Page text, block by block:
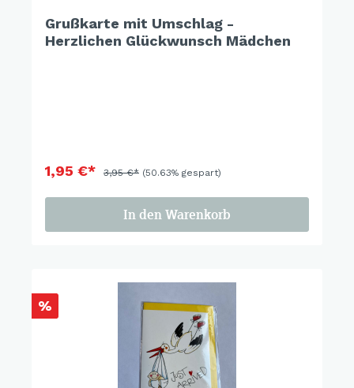
Grußkarte mit Umschlag -
Herzlichen Glückwunsch Mädchen
1,95 €* 3,95 €* (50.63% gespart)
In den Warenkorb
%